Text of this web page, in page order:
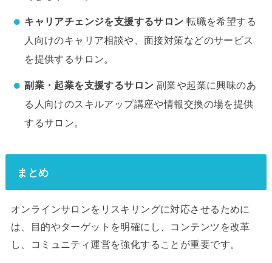
キャリアチェンジを支援するサロン 転職を希望する
人向けのキャリア相談や、面接対策などのサービス
を提供するサロン。
副業・起業を支援するサロン 副業や起業に興味のあ
る人向けのスキルアップ講座や情報交換の場を提供
するサロン。
まとめ
オンラインサロンをリスキリングに対応させるために
は、目的やターゲットを明確にし、コンテンツを改革
し、コミュニティ運営を強化することが重要です。